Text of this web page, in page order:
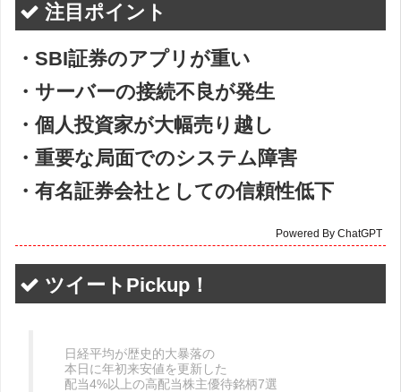
注目ポイント
・SBI証券のアプリが重い
・サーバーの接続不良が発生
・個人投資家が大幅売り越し
・重要な局面でのシステム障害
・有名証券会社としての信頼性低下
Powered By ChatGPT
ツイートPickup！
日経平均が歴史的大暴落の
本日に年初来安値を更新した
配当4%以上の高配当株主優待銘柄7選